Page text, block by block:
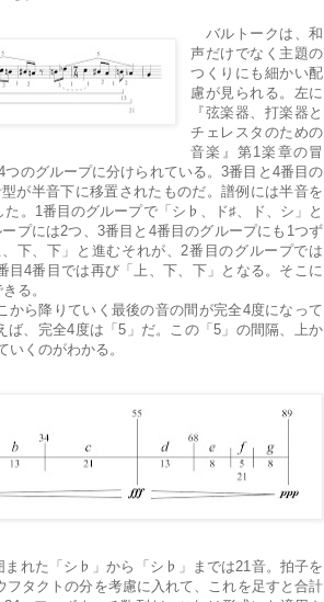
バルトークは、和
声だけでなく主題の
つくりにも細かい配
慮が見られる。左に
『弦楽器、打楽器と
チェレスタのための
音楽』第1楽章の冒
のグループに分けられている。3番目と4番目の
が半音下に移置されたものだ。譜例には半音を
た。1番目のグループで「シ♭、ド♯、ド、シ」と
プには2つ、3番目と4番目のグループにも1つず
下、下」と進むそれが、2番目のグループでは
目4番目では再び「上、下、下」となる。そこに
る。
ら降りていく最後の音の間が完全4度になって
ば、完全4度は「5」だ。この「5」の間隔、上か
くのがわかる。
まれた「シ♭」から「シ♭」までは21音。拍子を
フタクトの分を考慮に入れて、これを足すと合計